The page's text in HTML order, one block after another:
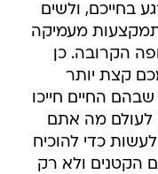
בחייכם, ולשים
מעמיקה
הקרובה. כן
קצת יותר
החיים חייכו
לעולם מה אתם
כדי להוכיח
הקטנים ולא רק